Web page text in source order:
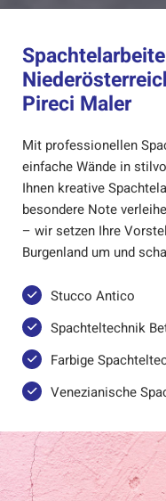
Pireci Maler
Mit professionellen
einfache Wände in
Ihnen kreative
besondere Note
– wir setzen Ihre
Burgenland um und
Stucco Antico
Spachteltechnik
Farbige
Venezianische